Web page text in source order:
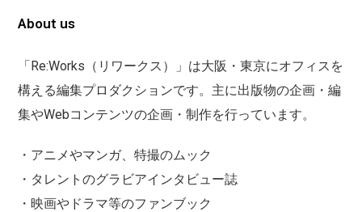
About us
「Re:Works（リワークス）」は大阪・東京にオフィスを
構える編集プロダクションです。主に出版物の企画・編
集やWebコンテンツの企画・制作を行っています。
・アニメやマンガ、特撮のムック
・タレントのグラビアインタビュー誌
・映画やドラマ等のファンブック